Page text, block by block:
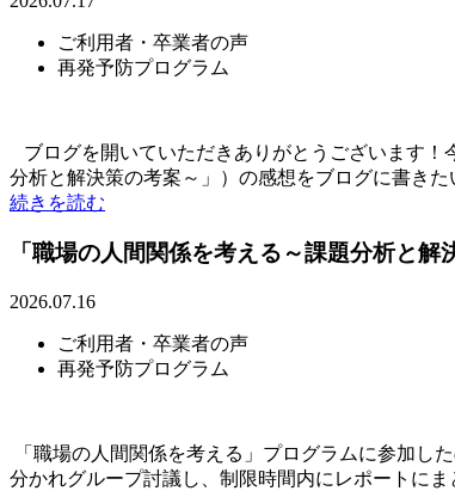
ご利用者・卒業者の声
再発予防プログラム
ブログを開いていただきありがとうございます！
分析と解決策の考案～」）の感想をブログに書きた
続きを読む
「職場の人間関係を考える～課題分析と解
2026.07.16
ご利用者・卒業者の声
再発予防プログラム
「職場の人間関係を考える」プログラムに参加し
分かれグループ討議し、制限時間内にレポートにま